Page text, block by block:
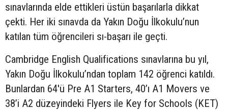
sınavlarında elde ettikleri üstün başarılarla dikkat
çekti. Her iki sınavda da Yakın Doğu İlkokulu’nun
katılan tüm öğrencileri sı-başarı ile geçti.
Cambridge English Qualifications sınavlarına bu yıl,
Yakın Doğu İlkokulu’ndan toplam 142 öğrenci katıldı.
Bunlardan 64'ü Pre A1 Starters, 40’ı A1 Movers ve
38’i A2 düzeyindeki Flyers ile Key for Schools (KET)